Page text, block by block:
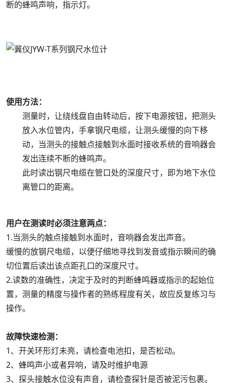
断的蜂鸣声响，指示灯。
使用方法：
测量时，让绕线盘自由转动后，按下电源按钮，把测头
放入水位管内，手拿钢尺电缆，让测头缓慢的向下移
动，当测头的接触点接触到水面时接收系统的音响器会
发出连续不断的蜂鸣声。
此时读出钢尺电缆在管口处的深度尺寸，即为地下水位
离管口的距离。
用户在测读时必须注意两点：
1.当测头的触点接触到水面时，音响器会发出声音。
缓慢的放钢尺电缆，以便仔细地寻找到发音或指示瞬间的确
切位置后读出该点距孔口的深度尺寸。
2.读数的准确性，决定于及时的判断蜂鸣器或指示的起始位
置，测量的精度与操作者的熟练程度有关，故应反复练习与
操作。
故障快速检测：
1、开关环形灯未亮，请检查电池扣，是否松动。
2、蜂鸣声小或者异响，请及时维护电源
3、探头接触水位没有声音，请检查探针是否被泥污包裹。